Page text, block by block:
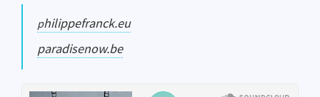
philippefranck.eu
paradisenow.be